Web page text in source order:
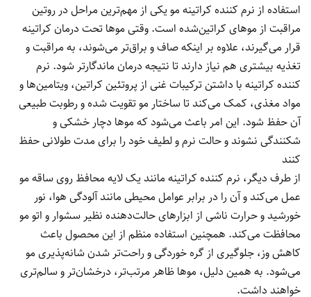
استفاده از نرم کننده کراتینه مو یکی از مهم‌ترین مراحل در روتین
مراقبت از موهای کراتین‌شده است. وقتی موها تحت درمان کراتینه
قرار می‌گیرند، علاوه بر اینکه صاف و براق‌تر می‌شوند، به مراقبت و
تغذیه بیشتری هم نیاز دارند تا نتیجه درمان ماندگارتر شود. نرم
کننده کراتینه با داشتن ترکیبات غنی از پروتئین کراتین، ویتامین‌ها و
مواد مغذی، کمک می‌کند تا ساختار مو تقویت شده و رطوبت طبیعی
آن حفظ شود. این امر باعث می‌شود که موها دچار خشکی و
شکنندگی نشوند و حالت نرم و لطیف خود را برای مدت طولانی حفظ
کنند
از طرف دیگر، نرم کننده کراتینه مانند یک لایه محافظ روی ساقه مو
عمل می‌کند و آن را در برابر عوامل محیطی مانند آلودگی هوا، نور
خورشید و حرارت ناشی از ابزارهای حالت‌دهنده نظیر سشوار و اتو مو
محافظت می‌کند. همچنین استفاده منظم از این محصول باعث
کاهش وز، جلوگیری از گره خوردگی و راحت‌تر شدن شانه‌پذیری مو
می‌شود. به همین دلیل، موها ظاهر مرتب‌تر، درخشان‌تر و سالم‌تری
خواهند داشت.